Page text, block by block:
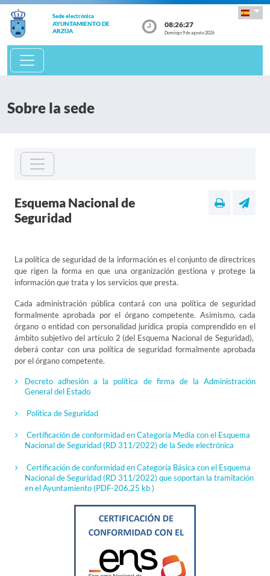
Sede electrónica
AYUNTAMIENTO DE
ARZÚA
08:26:27
Domingo 9 de agosto 2026
Sobre la sede
Esquema Nacional de
Seguridad
La política de seguridad de la información es el conjunto de directrices
que rigen la forma en que una organización gestiona y protege la
información que trata y los servicios que presta.
Cada administración pública contará con una política de seguridad
formalmente aprobada por el órgano competente. Asimismo, cada
órgano o entidad con personalidad jurídica propia comprendido en el
ámbito subjetivo del artículo 2 (del Esquema Nacional de Seguridad),
deberá contar con una política de seguridad formalmente aprobada
por el órgano competente.
Decreto adhesión a la política de firma de la Administración
General del Estado
Política de Seguridad
Certificación de conformidad en Categoría Media con el Esquema
Nacional de Seguridad (RD 311/2022) de la Sede electrónica
Certificación de conformidad en Categoría Básica con el Esquema
Nacional de Seguridad (RD 311/2022) que soportan la tramitación
en el Ayuntamiento(PDF-206,25 kb )